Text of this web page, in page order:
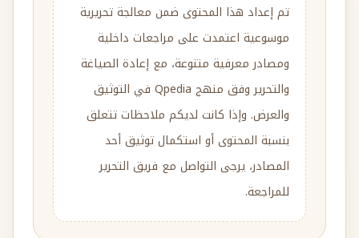
تم إعداد هذا المحتوى ضمن معالجة تحريرية
موسوعية اعتمدت على مراجعات داخلية
ومصادر معرفية متنوعة، مع إعادة الصياغة
والتحرير وفق منهج Qpedia في التوثيق
والعرض. وإذا كانت لديكم ملاحظات تتعلق
بنسبة المحتوى أو استكمال توثيق أحد
المصادر، يرجى التواصل مع فريق التحرير
للمراجعة.